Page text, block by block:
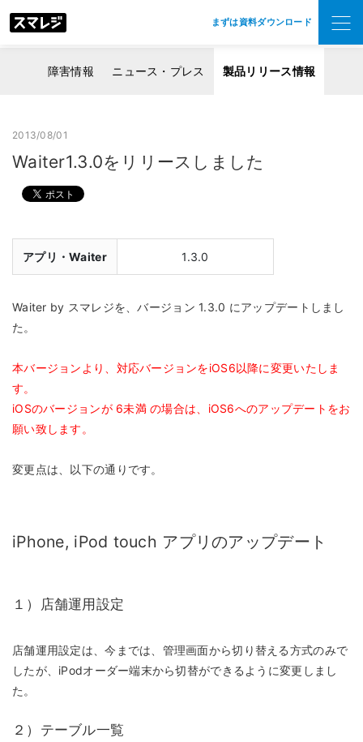
まずは資料ダウンロード
障害情報 ニュース・プレス 製品リリース情報
2013/08/01
Waiter1.3.0をリリースしました
アプリ・Waiter 1.3.0
Waiter by スマレジを、バージョン 1.3.0 にアップデートしまし
た。
本バージョンより、対応バージョンをiOS6以降に変更いたしま
す。
iOSのバージョンが 6未満 の場合は、iOS6へのアップデートをお
願い致します。
変更点は、以下の通りです。
iPhone, iPod touch アプリのアップデート
１）店舗運用設定
店舗運用設定は、今までは、管理画面から切り替える方式のみで
したが、iPodオーダー端末から切替ができるように変更しまし
た。
２）テーブル一覧